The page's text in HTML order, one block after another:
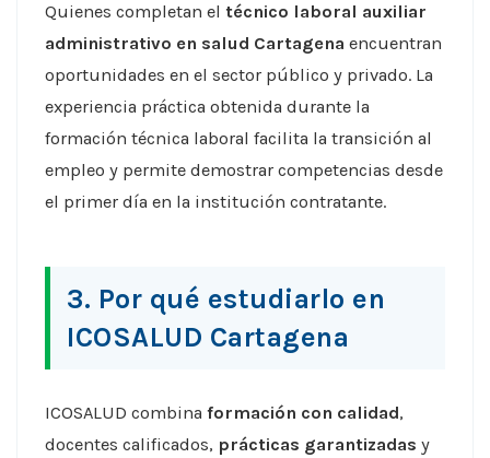
Quienes completan el técnico laboral auxiliar
administrativo en salud Cartagena encuentran
oportunidades en el sector público y privado. La
experiencia práctica obtenida durante la
formación técnica laboral facilita la transición al
empleo y permite demostrar competencias desde
el primer día en la institución contratante.
3. Por qué estudiarlo en
ICOSALUD Cartagena
ICOSALUD combina formación con calidad,
docentes calificados, prácticas garantizadas y